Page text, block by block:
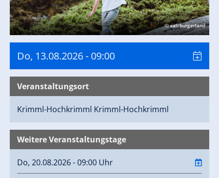
© salzburgerland
Do, 13.08.2026- 09:00
Veranstaltungsort
Krimml-Hochkrimml Krimml-Hochkrimml
Weitere Veranstaltungstage
Do, 20.08.2026 - 09:00 Uhr